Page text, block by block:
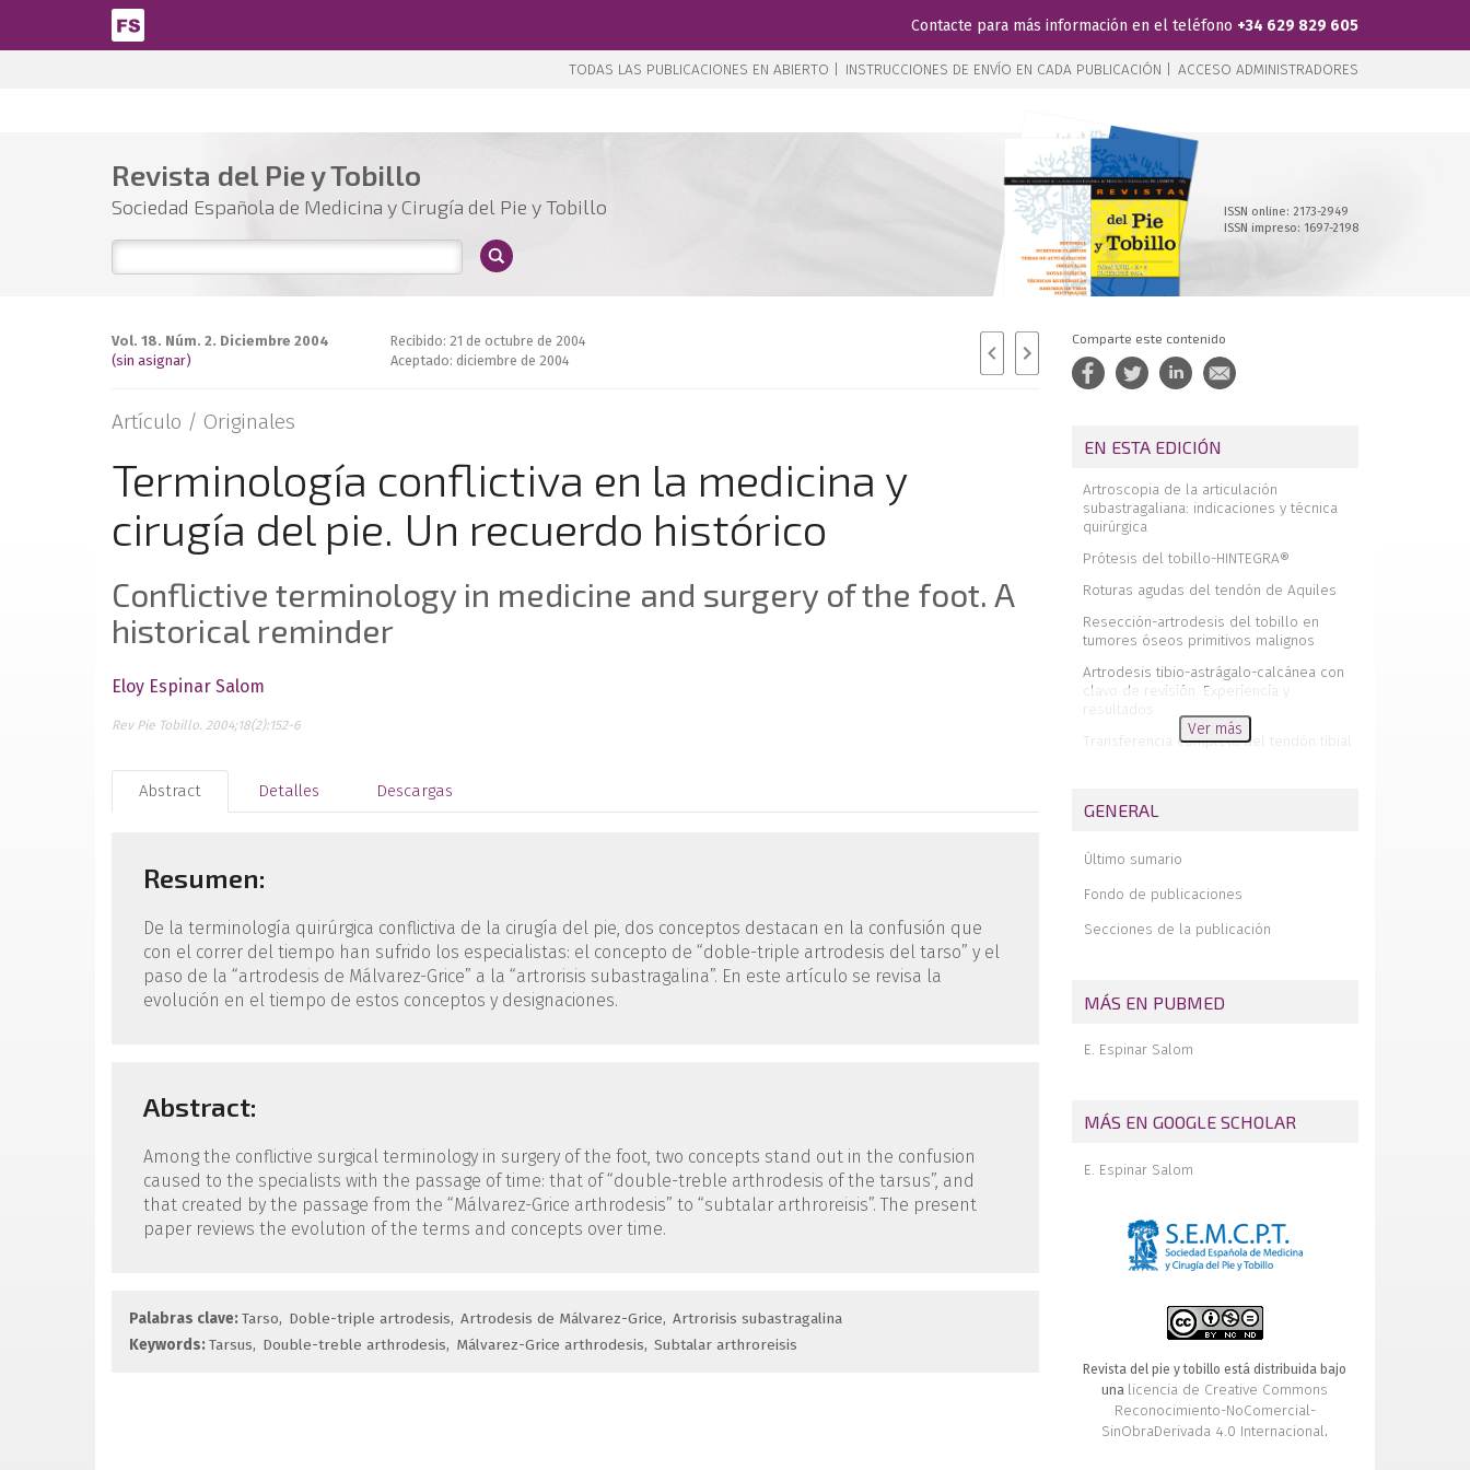
Pasar al contenido principal
Contacte para más información en el teléfono +34 629 829 605
TODAS LAS PUBLICACIONES EN ABIERTO | INSTRUCCIONES DE ENVÍO EN CADA PUBLICACIÓN | ACCESO ADMINISTRADORES
Revista del Pie y Tobillo
Sociedad Española de Medicina y Cirugía del Pie y Tobillo
ISSN online: 2173-2949
ISSN impreso: 1697-2198
Vol. 18. Núm. 2. Diciembre 2004
(sin asignar)
Recibido: 21 de octubre de 2004
Aceptado: diciembre de 2004
Artículo / Originales
Terminología conflictiva en la medicina y
cirugía del pie. Un recuerdo histórico
Conflictive terminology in medicine and surgery of the foot. A
historical reminder
Eloy Espinar Salom
Rev Pie Tobillo. 2004;18(2):152-6
Abstract Detalles Descargas
Resumen:
De la terminología quirúrgica conflictiva de la cirugía del pie, dos conceptos destacan en la confusión que
con el correr del tiempo han sufrido los especialistas: el concepto de “doble-triple artrodesis del tarso” y el
paso de la “artrodesis de Málvarez-Grice” a la “artrorisis subastragalina”. En este artículo se revisa la
evolución en el tiempo de estos conceptos y designaciones.
Abstract:
Among the conflictive surgical terminology in surgery of the foot, two concepts stand out in the confusion
caused to the specialists with the passage of time: that of “double-treble arthrodesis of the tarsus”, and
that created by the passage from the “Málvarez-Grice arthrodesis” to “subtalar arthroreisis”. The present
paper reviews the evolution of the terms and concepts over time.
Palabras clave:Tarso Doble-triple artrodesis Artrodesis de Málvarez-Grice Artrorisis subastragalina
Keywords:Tarsus Double-treble arthrodesis Málvarez-Grice arthrodesis Subtalar arthroreisis
Comparte este contenido
EN ESTA EDICIÓN
Artroscopia de la articulación
subastragaliana: indicaciones y técnica
quirúrgica
Prótesis del tobillo-HINTEGRA®
Roturas agudas del tendón de Aquiles
Resección-artrodesis del tobillo en
tumores óseos primitivos malignos
Artrodesis tibio-astrágalo-calcánea con
clavo de revisión. Experiencia y
resultados
Transferencia completa del tendón tibial
Evaluación de resultados de fracturas de
Terminología conflictiva en la
recuerdo histórico
Tratamiento quirúrgico mediante
Pie equino-varo congénito. Bases
Importancia del sistema aquíleo-
Forefoot reconstruction
Prof. D. Antonio Javier Puerta Fonollá
Editorial
Calcáneo STOP
Ver más
GENERAL
Último sumario
Fondo de publicaciones
Secciones de la publicación
MÁS EN PUBMED
E. Espinar Salom
MÁS EN GOOGLE SCHOLAR
E. Espinar Salom
Revista del pie y tobillo está distribuida bajo
una licencia de Creative Commons
Reconocimiento-NoComercial-
SinObraDerivada 4.0 Internacional.